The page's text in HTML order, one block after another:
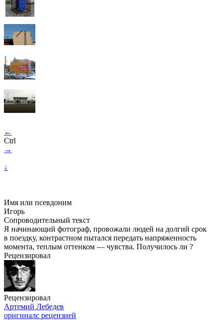
←
Ctrl
→
↓
Имя или псевдоним
Игорь
Сопроводительный текст
Я начинающий фотограф, провожали людей на долгий срок
в поездку, контрастном пытался передать напряженность
момента, теплым оттенком — чувства. Получилось ли ?
Рецензировал
Рецензировал
Артемий Лебедев
оригиналс рецензией